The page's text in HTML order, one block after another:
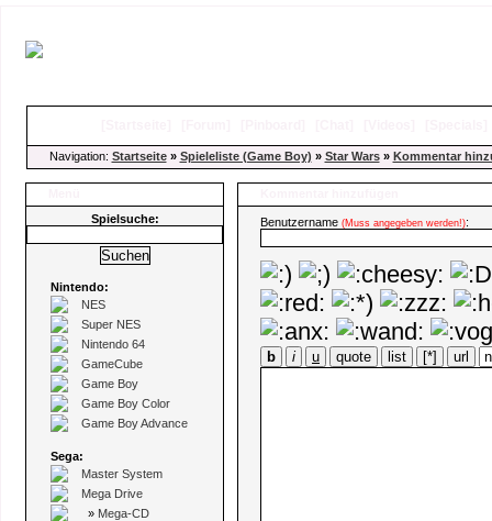
Navigation: Startseite» Spieleliste (Game Boy) » Star Wars» Kommentar
Spielsuche:
Nintendo:
NES
Super NES
Nintendo 64
GameCube
Game Boy
Game Boy Color
Game Boy Advance
Sega:
Master System
Mega Drive
» Mega-CD
Benutzername (Muss angegeben werden!):
b i u quote list [*] url